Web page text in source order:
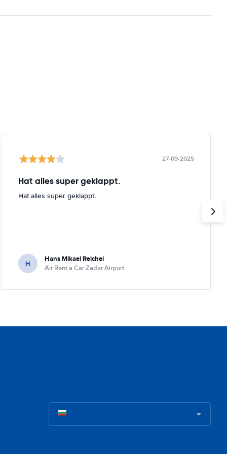
27-09-2025
Hat alles super geklappt.
Hat alles super geklappt.
H Hans Mikael Reichel
Air Rent a Car Zadar Airport